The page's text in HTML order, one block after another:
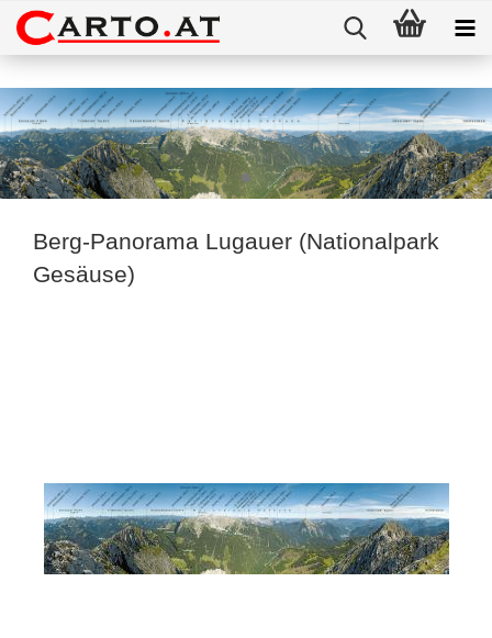
Berg-Panorama Lugauer (Nationalpark
Gesäuse)